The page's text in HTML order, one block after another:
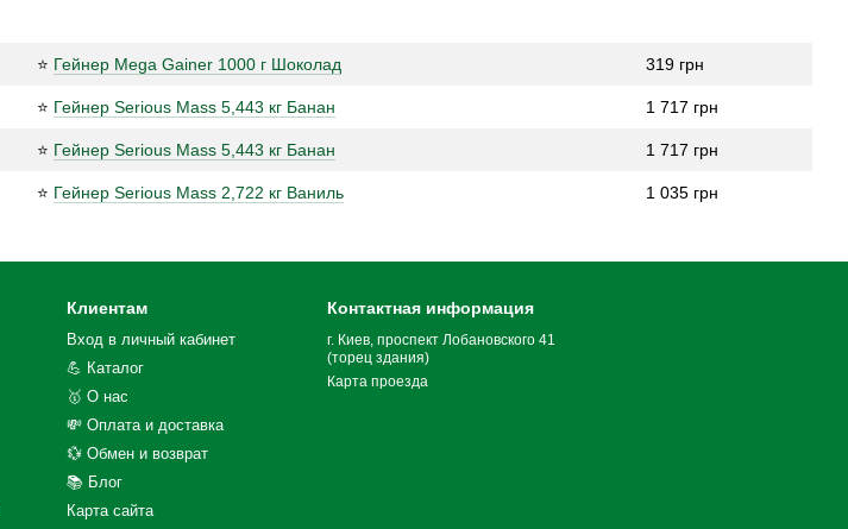
⭐ Гейнер Mega Gainer 1000 г Шоколад 319 грн
⭐ Гейнер Serious Mass 5,443 кг Банан 1 717 грн
⭐ Гейнер Serious Mass 5,443 кг Банан 1 717 грн
⭐ Гейнер Serious Mass 2,722 кг Ваниль 1 035 грн
Клиентам
Вход в личный кабинет
💪 Каталог
🥇 О нас
💸 Оплата и доставка
💱 Обмен и возврат
📚 Блог
Карта сайта
Контактная информация
г. Киев, проспект Лобановского 41
(торец здания)
Карта проезда